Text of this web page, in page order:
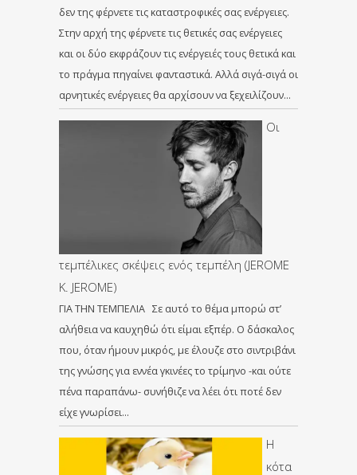
δεν της φέρνετε τις καταστροφικές σας ενέργειες.
Στην αρχή της φέρνετε τις θετικές σας ενέργειες
και οι δύο εκφράζουν τις ενέργειές τους θετικά και
το πράγμα πηγαίνει φανταστικά. Αλλά σιγά-σιγά οι
αρνητικές ενέργειες θα αρχίσουν να ξεχειλίζουν…
Οι
τεμπέλικες σκέψεις ενός τεμπέλη (JEROME
K. JEROME)
ΓΙΑ ΤΗΝ ΤΕΜΠΕΛΙΑ Σε αυτό το θέμα μπορώ στ’
αλήθεια να καυχηθώ ότι είμαι εξπέρ. Ο δάσκαλος
που, όταν ήμουν μικρός, με έλουζε στο σιντριβάνι
της γνώσης για εννέα γκινέες το τρίμηνο -και ούτε
πένα παραπάνω- συνήθιζε να λέει ότι ποτέ δεν
είχε γνωρίσει…
Η
κότα